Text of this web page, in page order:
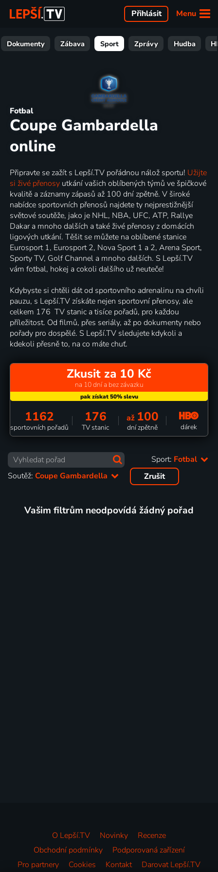
Menu
Přihlásit
Dokumenty Zábava Sport Zprávy Hudba
Fotbal
Coupe Gambardella
online
Připravte se zažít s Lepší.TV pořádnou nálož sportu! Užijte
si živé přenosy utkání vašich oblíbených týmů ve špičkové
kvalitě a záznamy zápasů až 100 dní zpětně. V široké
nabídce sportovních přenosů najdete ty nejprestižnější
světové soutěže, jako je NHL, NBA, UFC, ATP, Rallye
Dakar a mnoho dalších a také živé přenosy z domácích
ligových utkání. Těšit se můžete na oblíbené stanice
Eurosport 1, Eurosport 2, Nova Sport 1 a 2, Arena Sport,
Sporty TV, Golf Channel a mnoho dalších. S Lepší.TV
vám fotbal, hokej a cokoli dalšího už neuteče!
Kdybyste si chtěli dát od sportovního adrenalinu na chvíli
pauzu, s Lepší.TV získáte nejen sportovní přenosy, ale
celkem 176 TV stanic a tisíce pořadů, pro každou
příležitost. Od filmů, přes seriály, až po dokumenty nebo
pořady pro dospělé. S Lepší.TV sledujete kdykoli a
kdekoli přesně to, na co máte chuť.
Zkusit za 10 Kč
na 10 dní a bez závazku
1162
sportovních pořadů
176
TV stanic
až 100
dní zpětně dárek
Sport: Fotbal
Soutěž: Coupe Gambardella Zrušit
Vašim filtrům neodpovídá žádný pořad
O Lepší.TV Novinky
Recenze
Obchodní podmínky
Podporovaná zařízení
Pro partnery
Cookies Kontakt Darovat Lepší.TV